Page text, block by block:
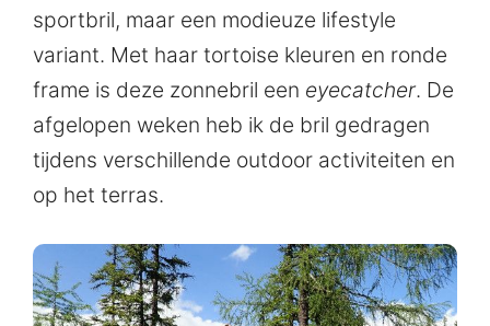
sportbril, maar een modieuze lifestyle
variant. Met haar tortoise kleuren en ronde
frame is deze zonnebril een eyecatcher. De
afgelopen weken heb ik de bril gedragen
tijdens verschillende outdoor activiteiten en
op het terras.